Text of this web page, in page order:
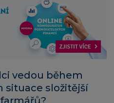
vedou během
situace složitější